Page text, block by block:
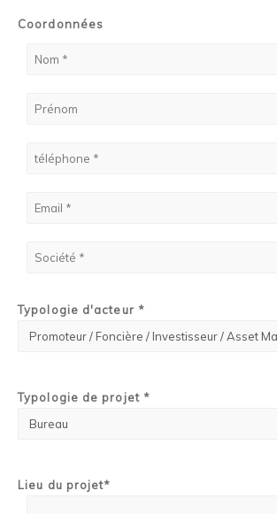
Coordonnées
Typologie d'acteur *
Typologie de projet *
Lieu du projet*